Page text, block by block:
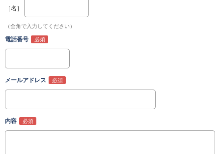
［名］
（全角で入力してください）
電話番号
メールアドレス
内容